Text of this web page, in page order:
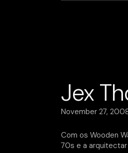
Jex
November 27,
Com os Wooden
70s e a